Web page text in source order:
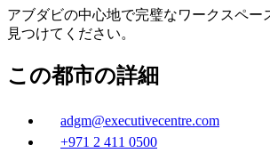
アブダビの中心地で完璧なワークスペー
見つけてください。
この都市の詳細
adgm@executivecentre.com
+971 2 411 0500